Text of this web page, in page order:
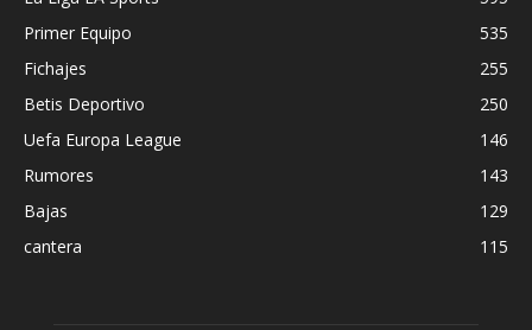
Primer Equipo
535
Fichajes
255
Betis Deportivo
250
Uefa Europa League
146
Rumores
143
Bajas
129
cantera
115